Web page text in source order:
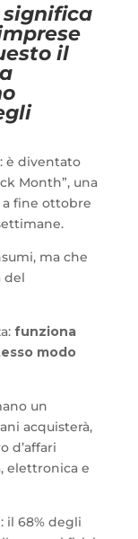
significa
il
è diventato
Month”, una
fine ottobre
ma che
del
funziona
modo
un
acquisterà,
d’affari
elettronica e
il 68% degli